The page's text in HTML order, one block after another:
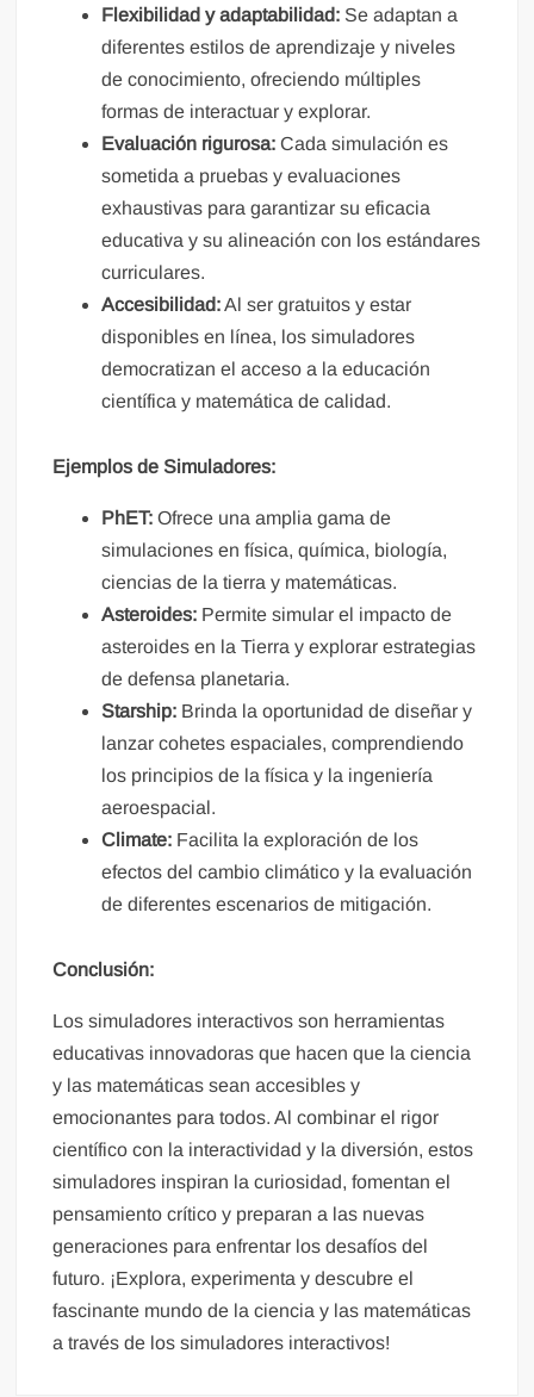
Flexibilidad y adaptabilidad: Se adaptan a
diferentes estilos de aprendizaje y niveles
de conocimiento, ofreciendo múltiples
formas de interactuar y explorar.
Evaluación rigurosa: Cada simulación es
sometida a pruebas y evaluaciones
exhaustivas para garantizar su eficacia
educativa y su alineación con los estándares
curriculares.
Accesibilidad:Al ser gratuitos y estar
disponibles en línea, los simuladores
democratizan el acceso a la educación
científica y matemática de calidad.
Ejemplos de Simuladores:
PhET: Ofrece una amplia gama de
simulaciones en física, química, biología,
ciencias de la tierra y matemáticas.
Asteroides: Permite simular el impacto de
asteroides en la Tierra y explorar estrategias
de defensa planetaria.
Starship: Brinda la oportunidad de diseñar y
lanzar cohetes espaciales, comprendiendo
los principios de la física y la ingeniería
aeroespacial.
Climate: Facilita la exploración de los
efectos del cambio climático y la evaluación
de diferentes escenarios de mitigación.
Conclusión:
Los simuladores interactivos son herramientas
educativas innovadoras que hacen que la ciencia
y las matemáticas sean accesibles y
emocionantes para todos. Al combinar el rigor
científico con la interactividad y la diversión, estos
simuladores inspiran la curiosidad, fomentan el
pensamiento crítico y preparan a las nuevas
generaciones para enfrentar los desafíos del
futuro. ¡Explora, experimenta y descubre el
fascinante mundo de la ciencia y las matemáticas
a través de los simuladores interactivos!